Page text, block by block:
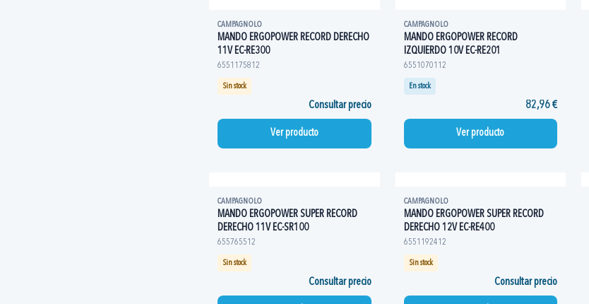
CAMPAGNOLO
MANDO ERGOPOWER RECORD DERECHO
11V EC-RE300
6551175812
Sin stock
Consultar precio
Ver producto
CAMPAGNOLO
MANDO ERGOPOWER RECORD
IZQUIERDO 10V EC-RE201
6551070112
En stock
82,96 €
Ver producto
CAMPAGNOLO
MANDO ERGOPOWER SUPER RECORD
DERECHO 11V EC-SR100
655765512
Sin stock
Consultar precio
CAMPAGNOLO
MANDO ERGOPOWER SUPER RECORD
DERECHO 12V EC-RE400
6551192412
Sin stock
Consultar precio